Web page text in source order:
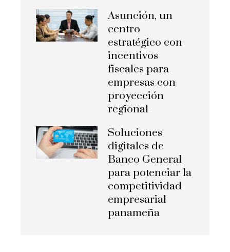
Asunción, un
centro
estratégico con
incentivos
fiscales para
empresas con
proyección
regional
Soluciones
digitales de
Banco General
para potenciar la
competitividad
empresarial
panameña